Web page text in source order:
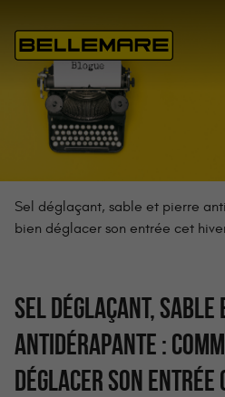
Sel déglaçant, sable et pierre
bien déglacer son entrée cet
SEL DÉGLAÇANT, SABLE
ANTIDÉRAPANTE :
DÉGLACER SON